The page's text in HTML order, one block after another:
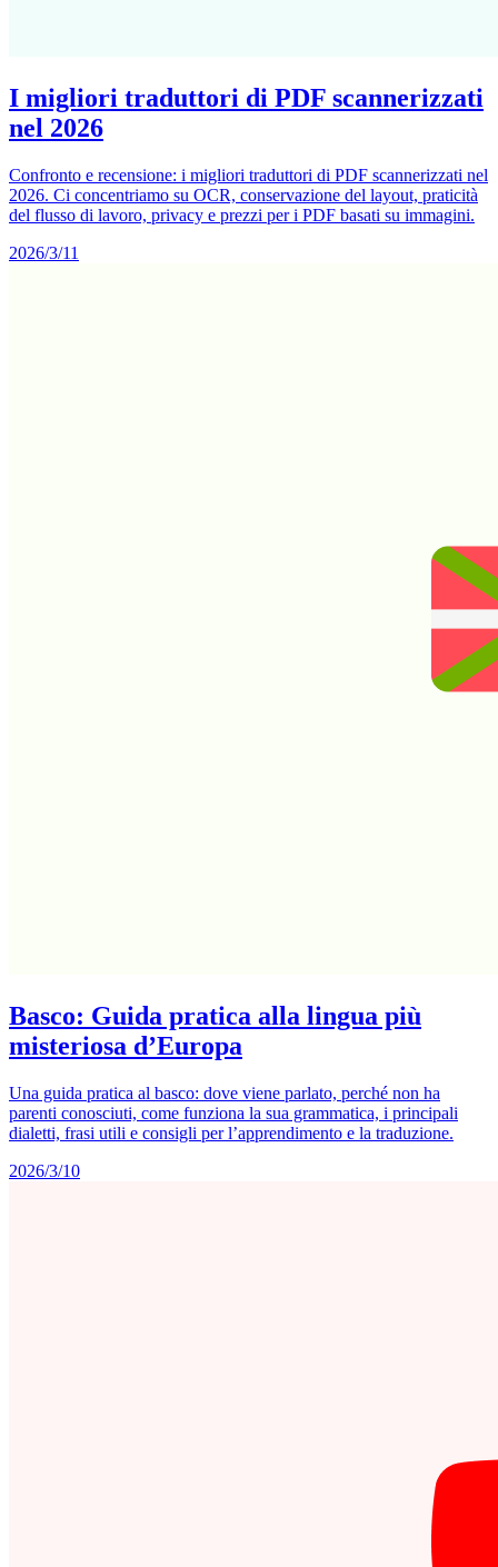
I migliori traduttori di PDF scannerizzati
nel 2026
Confronto e recensione: i migliori traduttori di PDF scannerizzati nel
2026. Ci concentriamo su OCR, conservazione del layout, praticità
del flusso di lavoro, privacy e prezzi per i PDF basati su immagini.
2026/3/11
Basco: Guida pratica alla lingua più
misteriosa d’Europa
Una guida pratica al basco: dove viene parlato, perché non ha
parenti conosciuti, come funziona la sua grammatica, i principali
dialetti, frasi utili e consigli per l’apprendimento e la traduzione.
2026/3/10